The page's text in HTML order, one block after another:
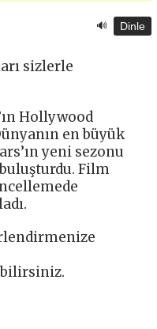
🔊 Dinle
sizlerle
Hollywood
en büyük
yeni sezonu
Film